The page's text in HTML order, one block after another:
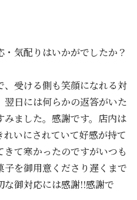
気配りはいかがでしたか？
受ける側も笑顔になれる対
日には何らかの返答がいた
ました。感謝です。店内は
いにされていて好感が持て
て寒かったのですがいつも
を御用意くださり遅くまで
な御対応には感謝!!感謝で